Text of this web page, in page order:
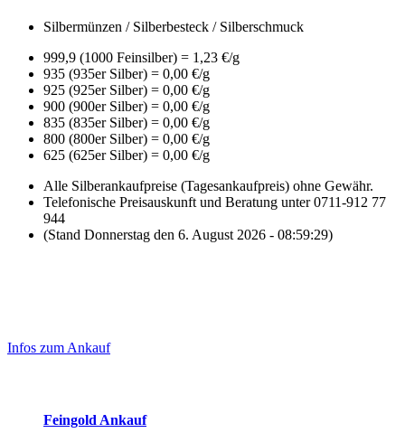
Silbermünzen / Silberbesteck / Silberschmuck
999,9 (1000 Feinsilber) = 1,23 €/g
935 (935er Silber) = 0,00 €/g
925 (925er Silber) = 0,00 €/g
900 (900er Silber) = 0,00 €/g
835 (835er Silber) = 0,00 €/g
800 (800er Silber) = 0,00 €/g
625 (625er Silber) = 0,00 €/g
Alle Silberankaufpreise (Tagesankaufpreis) ohne Gewähr.
Telefonische Preisauskunft und Beratung unter 0711-912 77
944
(Stand Donnerstag den 6. August 2026 - 08:59:29)
Sidebar
Infos zum Ankauf
Feingold Ankauf